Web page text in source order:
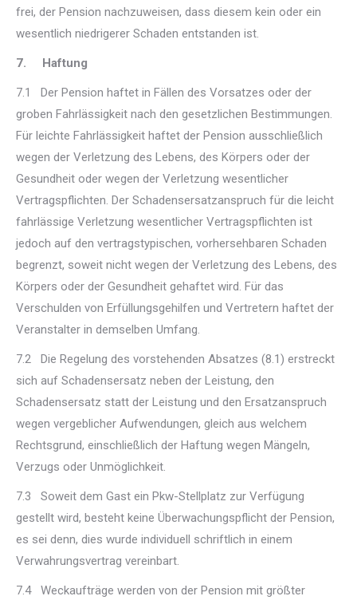
frei, der Pension nachzuweisen, dass diesem kein oder ein
wesentlich niedrigerer Schaden entstanden ist.
7. Haftung
7.1 Der Pension haftet in Fällen des Vorsatzes oder der
groben Fahrlässigkeit nach den gesetzlichen Bestimmungen.
Für leichte Fahrlässigkeit haftet der Pension ausschließlich
wegen der Verletzung des Lebens, des Körpers oder der
Gesundheit oder wegen der Verletzung wesentlicher
Vertragspflichten. Der Schadensersatzanspruch für die leicht
fahrlässige Verletzung wesentlicher Vertragspflichten ist
jedoch auf den vertragstypischen, vorhersehbaren Schaden
begrenzt, soweit nicht wegen der Verletzung des Lebens, des
Körpers oder der Gesundheit gehaftet wird. Für das
Verschulden von Erfüllungsgehilfen und Vertretern haftet der
Veranstalter in demselben Umfang.
7.2 Die Regelung des vorstehenden Absatzes (8.1) erstreckt
sich auf Schadensersatz neben der Leistung, den
Schadensersatz statt der Leistung und den Ersatzanspruch
wegen vergeblicher Aufwendungen, gleich aus welchem
Rechtsgrund, einschließlich der Haftung wegen Mängeln,
Verzugs oder Unmöglichkeit.
7.3 Soweit dem Gast ein Pkw-Stellplatz zur Verfügung
gestellt wird, besteht keine Überwachungspflicht der Pension,
es sei denn, dies wurde individuell schriftlich in einem
Verwahrungsvertrag vereinbart.
7.4 Weckaufträge werden von der Pension mit größter